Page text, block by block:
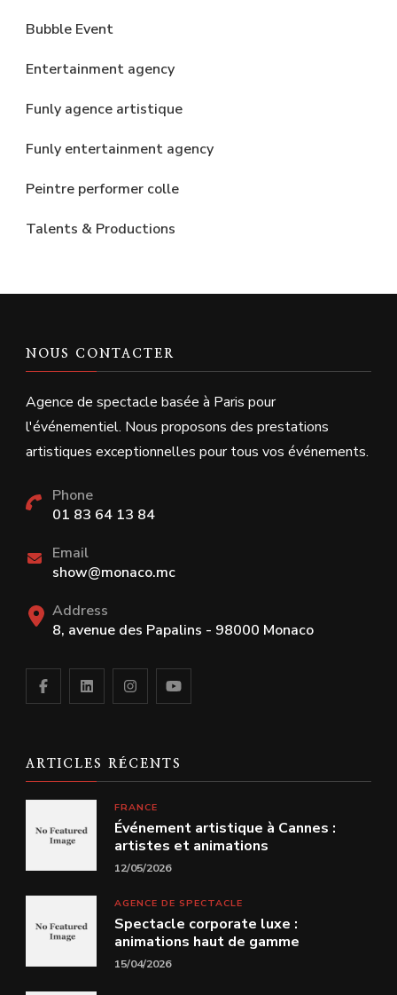
Bubble Event
Entertainment agency
Funly agence artistique
Funly entertainment agency
Peintre performer colle
Talents & Productions
NOUS CONTACTER
Agence de spectacle basée à Paris pour
l'événementiel. Nous proposons des prestations
artistiques exceptionnelles pour tous vos événements.
Phone
01 83 64 13 84
Email
show@monaco.mc
Address
8, avenue des Papalins - 98000 Monaco
ARTICLES RÉCENTS
FRANCE
Événement artistique à Cannes :
artistes et animations
12/05/2026
AGENCE DE SPECTACLE
Spectacle corporate luxe :
animations haut de gamme
15/04/2026